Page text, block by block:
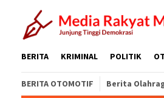
BERITA KRIMINAL POLITIK
BERITA OTOMOTIF Berita